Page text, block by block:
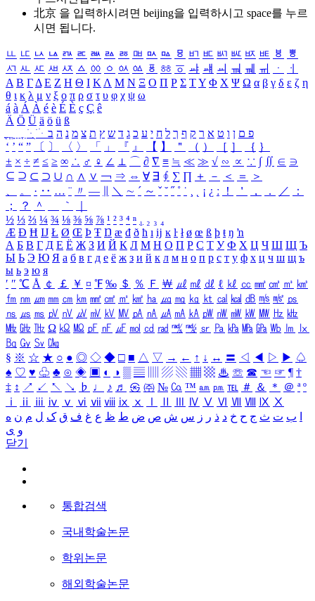
北京 을 입력하시려면 beijing을 입력하시고 space를 누르
시면 됩니다.
ㅥ ㅦ ㅧ ㅨ ㅩ ㅪ ㅫ ㅬ ㅭ ㅮ ㅯ ㅰ ㅱ ㅲ ㅳ ㅴ ㅵ ㅶ ㅷ ㅸ
ㅹ
ㅺ ㅻ ㅼ ㅽ ㅾ ㅿ ㆀ ㆁ ㆂ ㆃ ㆄ ㆅ ㆆ ㆇ ㆈ ㆉ ㆊ ㆋ ㆌ ㆍ
ㆎ
Α Β ΓΔ Ε Ζ Η Θ Ι ΚΛ Μ Ν Ξ Ο Π Ρ Σ ΤΥ Φ Χ Ψ Ω α β γ δ ε ζ η
θ ι κ λ μ ν ξ ο π ρ σ τ υ φ χ ψ ω
á à Á À é è É È ç Ç ê
Ä Ö Ü ä ö ü ß
ִֶֹ ֻּ ׁׂ פ ם ן ו ט א ר ק ף ך ל ח י ע כ ג ד ש ץ ת צ מ נ ה ב
‘ ’ “ ” 〔 〕 〈 〉 「 」 『 』 【 】 ＂ （ ） ［ ］ ｛ ｝
± × ÷ ≠ ≤ ≥ ∞ ∴ ♂ ♀ ∠ ⊥ ⌒ ∂ ∇ ≡ ≒ ≪ ≫ √ ∽ ∝ ∵ ∫ ∬ ∈ ∋
⊆ ⊇ ⊂ ⊃ ∪ ∩ ∧ ∨ ￢ ⇒ ⇔ ∀ ∃ ∮ ∑ ∏ ＋ － ＜ ＝
＞
、
。 · ‥ … ¨ 〃 ― ＼ ∼ ´ ～ ˇ ˘ ˝ ˚ ˙ ¸ ¡ ¿ ː ！ ＇ ， ． ／
：
；
？ ＾ ｀
½ ⅓ ⅔ ¼ ¾ ⅛ ⅜ ⅝ ⅞ ¹ ² ³ ⁴ ⁿ ₁ ₂ ₃ ₄
Æ Ð Ħ Ĳ Ł Ø Œ Þ Ŧ Ŋ æ đ ð ħ ı ĳ ĸ ŀ ł ø œ ß þ ŧ ŋ ŉ
А Б В Г Д Е Ё Ж З И Й К Л М Н О П Р С Т У Ф Х Ц Ч Ш Щ Ъ
Ы Ь Э Ю Я а б в г д е ё ж з и й к л м н о п р с т у ф х ц ч ш щ ъ
ы ь э ю я
′ ″ ℃ Å ￠ ￡ ￥ ¤ ℉ ‰ ＄ ％ Ｆ ￦ ㎕ ㎖ ㎗ ℓ ㎘ ㏄ ㎣ ㎤ ㎥ ㎦
㎙ ㎚ ㎛ ㎜ ㎝ ㎞ ㎟ ㎠ ㎡ ㎢ ㏊ ㎍ ㎎ ㎏ ㏏ ㎈ ㎉ ㏈ ㎧ ㎨ ㎰
㎱ ㎲ ㎳ ㎴ ㎵ ㎶ ㎷ ㎸ ㎹ ㎀ ㎁ ㎂ ㎃ ㎄ ㎺ ㎻ ㎽ ㎾ ㎿ ㎐ ㎑
㎒ ㎓ ㎔ Ω ㏀ ㏁ ㎊ ㎋ ㎌ ㏖ ㏅ ㎭ ㎮ ㎯ ㏛ ㎩ ㎪ ㎫ ㎬ ㏝ ㏐
㏓
㏃ ㏉ ㏜ ㏆
§ ※ ☆ ★ ○ ● ◎ ◇ ◆ □ ■ △ ▽ → ← ↑ ↓ ↔ 〓 ◁ ◀ ▷ ▶ ♤
♠ ♡ ♥ ♧ ♣ ⊙ ◈ ▣ ◐ ◑ ▒ ▤ ▨ ▧ ▦ ▩ ♨ ☏ ☎ ☜ ☞ ¶ †
‡ ↕ ↗ ↙ ↖ ↘ ♭ ♩ ♪ ♬ ㉿ ㈜ № ㏇ ™ ㏂ ㏘ ℡ ＃ ＆ ＊ ＠ ª º
ⅰ
ⅱ ⅲ ⅳ ⅴ ⅵ ⅶ ⅷ ⅸ ⅹ Ⅳ Ⅴ Ⅵ Ⅶ Ⅷ Ⅸ Ⅹ
ب ت ث ج ح خ د ذ ر ز س ش ص ض ط ظ ع غ ف ق ک ل م ن ه
و ی
닫기
통합검색
국내학술논문
학위논문
해외학술논문